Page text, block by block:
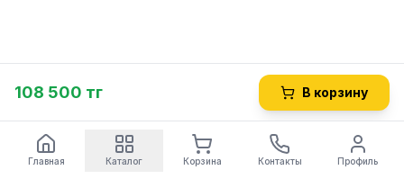
108 500 тг В корзину
Главная Каталог Корзина Контакты Профиль